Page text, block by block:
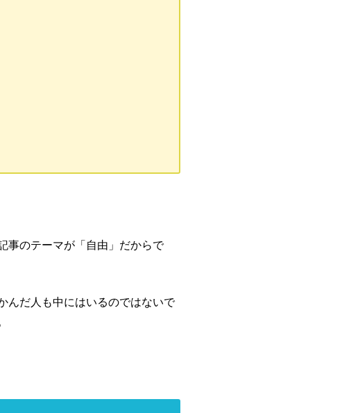
事のテーマが「自由」だからで
んだ人も中にはいるのではないで